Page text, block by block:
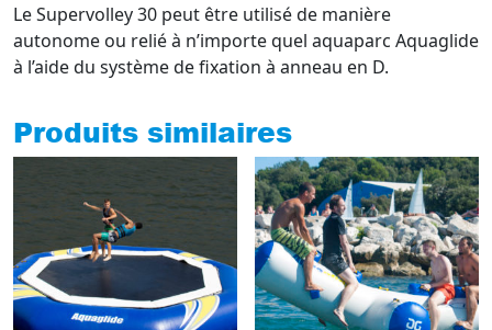
Le Supervolley 30 peut être utilisé de manière
autonome ou relié à n’importe quel aquaparc Aquaglide
à l’aide du système de fixation à anneau en D.
Produits similaires